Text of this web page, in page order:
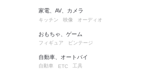
家電、AV、カメラ
キッチン 映像 オーディオ
おもちゃ、ゲーム
フィギュア ビンテージ
自動車、オートバイ
自動車 ETC 工具